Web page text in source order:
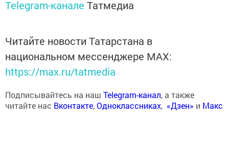
Telegram-канале Татмедиа
Читайте новости Татарстана в
национальном мессенджере MАХ:
https://max.ru/tatmedia
Подписывайтесь на наш Telegram-канал, а также
читайте нас Вконтакте,Одноклассниках, «Дзен» и Макс